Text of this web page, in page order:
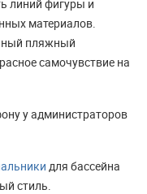
линий фигуры и
материалов.
пляжный
самочувствие на
у администраторов
для бассейна
стиль.